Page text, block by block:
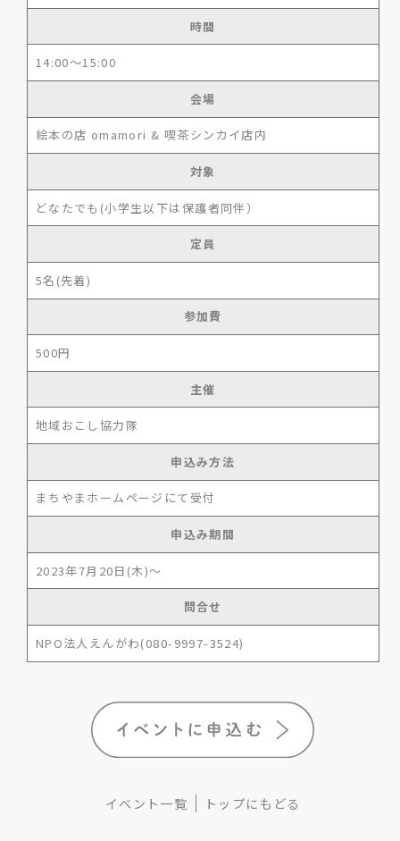
時間
14:00〜15:00
会場
絵本の店 omamori & 喫茶シンカイ店内
対象
どなたでも(小学生以下は保護者同伴）
定員
5名(先着)
参加費
500円
主催
地域おこし協力隊
申込み方法
まちやまホームページにて受付
申込み期間
2023年7月20日(木)〜
問合せ
NPO法人えんがわ(080-9997-3524)
イベント一覧 トップにもどる